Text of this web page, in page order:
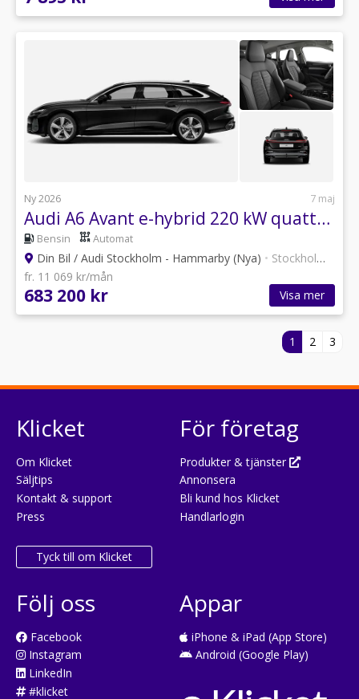
Ny 2026 7 maj
Audi A6 Avant e-hybrid 220 kW quattro S tronic Proline
Bensin Automat
Din Bil / Audi Stockholm - Hammarby (Nya) • Stockholm
fr. 11 069 kr/mån
683 200 kr Visa mer
1 2 3
Klicket
Om Klicket
Säljtips
Kontakt & support
Press
Tyck till om Klicket
För företag
Produkter & tjänster
Annonsera
Bli kund hos Klicket
Handlarlogin
Följ oss
Facebook
Instagram
LinkedIn
#klicket
Appar
iPhone & iPad (App Store)
Android (Google Play)